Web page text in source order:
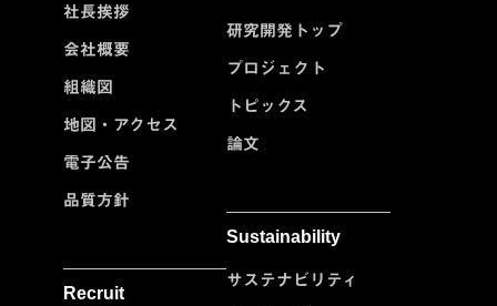
社長挨拶
会社概要
組織図
地図・アクセス
電子公告
品質方針
Recruit
研究開発トップ
プロジェクト
トピックス
論文
Sustainability
サステナビリティ